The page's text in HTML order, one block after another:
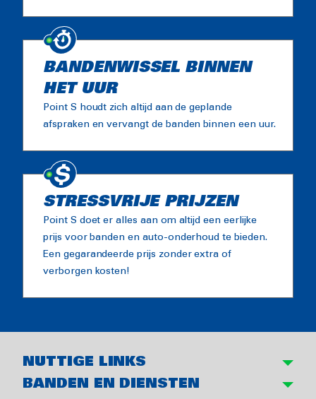
BANDENWISSEL BINNEN
HET UUR
Point S houdt zich altijd aan de geplande
afspraken en vervangt de banden binnen een uur.
STRESSVRIJE PRIJZEN
Point S doet er alles aan om altijd een eerlijke
prijs voor banden en auto-onderhoud te bieden.
Een gegarandeerde prijs zonder extra of
verborgen kosten!
NUTTIGE LINKS
BANDEN EN DIENSTEN